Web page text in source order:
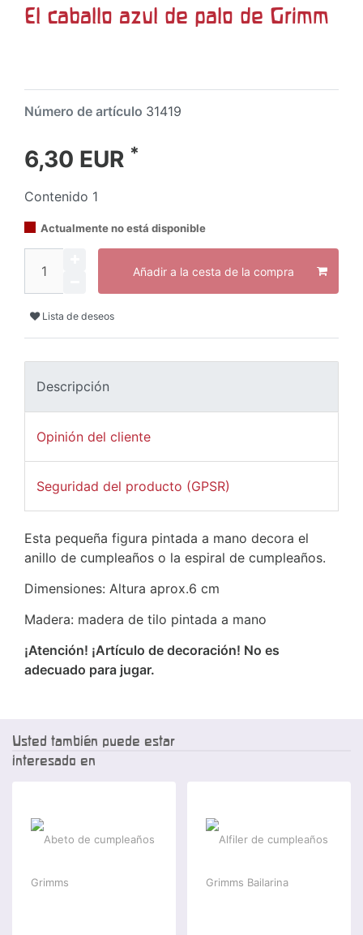
El caballo azul de palo de Grimm
Número de artículo 31419
6,30 EUR *
Contenido 1
Actualmente no está disponible
Añadir a la cesta de la compra
Lista de deseos
Descripción
Opinión del cliente
Seguridad del producto (GPSR)
Esta pequeña figura pintada a mano decora el
anillo de cumpleaños o la espiral de cumpleaños.
Dimensiones: Altura aprox.6 cm
Madera: madera de tilo pintada a mano
¡Atención! ¡Artículo de decoración! No es
adecuado para jugar.
Usted también puede estar
interesado en